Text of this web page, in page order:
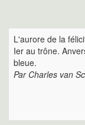
L'aurore de la
Ier au trône.
bleue.
Par Charles van